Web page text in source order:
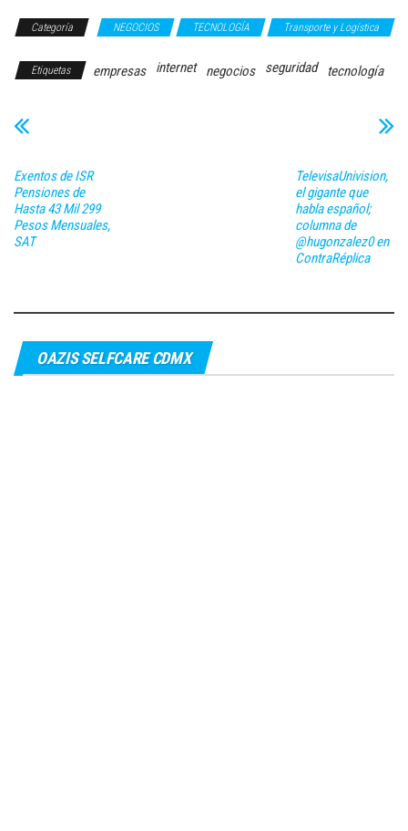
Categoría NEGOCIOS TECNOLOGÍA Transporte y Logística
Etiquetas empresas internet negocios seguridad tecnología
Exentos de ISR
Pensiones de
Hasta 43 Mil 299
Pesos Mensuales,
SAT
TelevisaUnivision,
el gigante que
habla español;
columna de
@hugonzalez0 en
ContraRéplica
OAZIS SELFCARE CDMX